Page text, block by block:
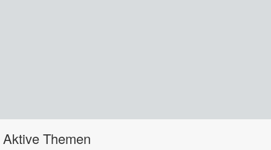
Aktive Themen